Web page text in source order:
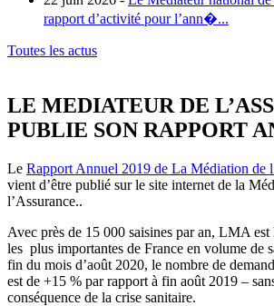
rapport d’activité pour l’ann�...
Toutes les actus
LE MEDIATEUR DE
PUBLIE SON RAPPORT
Le Rapport Annuel 2019 de La Médiation de
vient d’être publié sur le site internet de la
l’Assurance..
Avec près de 15 000 saisines par an, LMA est
les plus importantes de France en volume de
fin du mois d’août 2020, le nombre de
est de +15 % par rapport à fin août 2019 –
conséquence de la crise sanitaire.